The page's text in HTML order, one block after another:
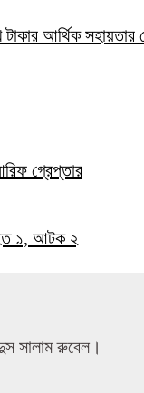
আর্থিক সহায়তার
গ্রেপ্তার
১, আটক ২
সালাম রুবেল।